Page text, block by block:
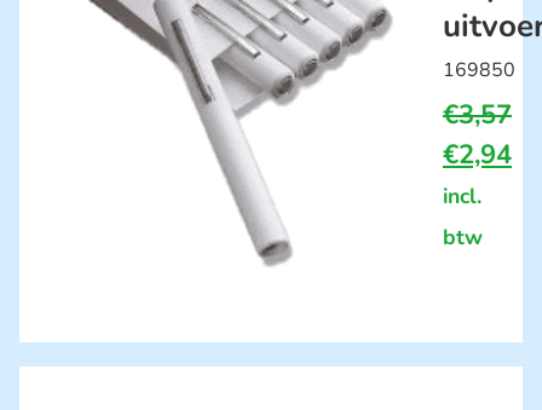
169850
€3,57
€2,94
incl.
btw